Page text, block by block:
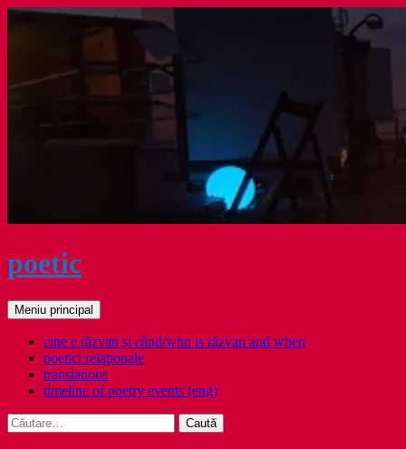
poetic
Caută
Meniu principal
cine e răzvan și când/who is răzvan and when
poetici relaţionale
translations
timeline of poetry events (eng)
Caută
după: